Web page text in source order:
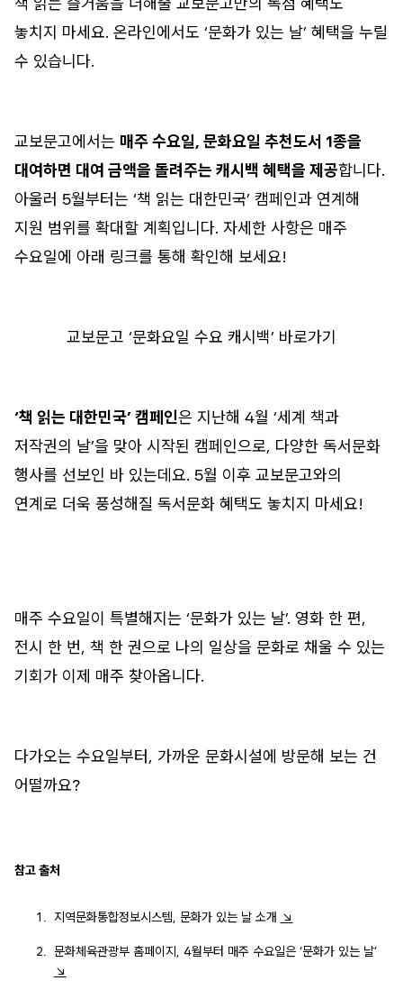
놓치지 마세요. 온라인에서도 ‘문화가 있는 날’ 혜택을 누릴
수 있습니다.
교보문고에서는 매주 수요일, 문화요일 추천도서 1종을
대여하면 대여 금액을 돌려주는 캐시백 혜택을 제공합니다.
아울러 5월부터는 ‘책 읽는 대한민국’ 캠페인과 연계해
지원 범위를 확대할 계획입니다. 자세한 사항은 매주
수요일에 아래 링크를 통해 확인해 보세요!
교보문고 ‘문화요일 수요 캐시백’ 바로가기
‘책 읽는 대한민국’ 캠페인은 지난해 4월 ‘세계 책과
저작권의 날’을 맞아 시작된 캠페인으로, 다양한 독서문화
행사를 선보인 바 있는데요. 5월 이후 교보문고와의
연계로 더욱 풍성해질 독서문화 혜택도 놓치지 마세요!
매주 수요일이 특별해지는 ‘문화가 있는 날’. 영화 한 편,
전시 한 번, 책 한 권으로 나의 일상을 문화로 채울 수 있는
기회가 이제 매주 찾아옵니다.
다가오는 수요일부터, 가까운 문화시설에 방문해 보는 건
어떨까요?
참고 출처
지역문화통합정보시스템, 문화가 있는 날 소개 ↘
문화체육관광부 홈페이지, 4월부터 매주 수요일은 ‘문화가 있는 날’
↘